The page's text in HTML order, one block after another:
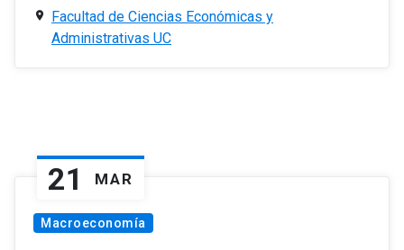
Facultad de Ciencias Económicas y
Administrativas UC
21 MAR
Macroeconomía